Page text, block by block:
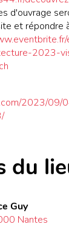
d'ouvrage
et répondre
2023-
2023/09/
du
Guy
Nantes